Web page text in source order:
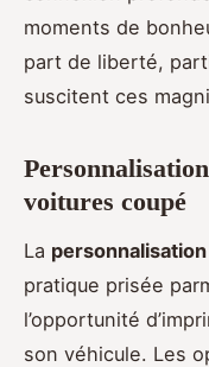
moments de
part de liberté,
suscitent ces
voitures coupé
La personnalisation
pratique prisée
l’opportunité
son véhicule. Les